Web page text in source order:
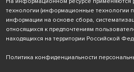
технологии (информационные технологии
информации на основе сбора,
относящихся к предпочтениям
находящихся на территории Российской
Политика конфиденциальности